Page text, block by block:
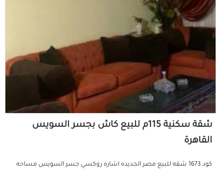
شقة سكنية 115م للبيع كاش بجسر السويس
القاهرة
كود 1673 شقه للبيع مصر الجديده اشاره روكسي جسر السويس مساحه